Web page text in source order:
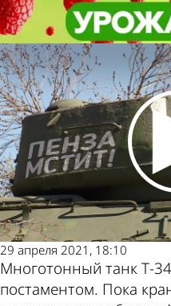
слов и
Общество
29 апреля 2021, 18:10
Многотонный танк Т-
постаментом. Пока
слов и
Общество
теме
в